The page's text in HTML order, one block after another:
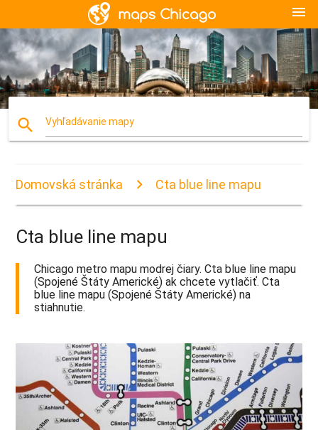
menu
search Vyhľadávanie mapy
Domovská stránka Cta blue line mapu
Cta blue line mapu
Chicago metro mapu modrej čiary. Cta blue line mapu
(Spojené Štáty Americké) ak chcete vytlačiť. Cta
blue line mapu (Spojené Štáty Americké) na
stiahnutie.